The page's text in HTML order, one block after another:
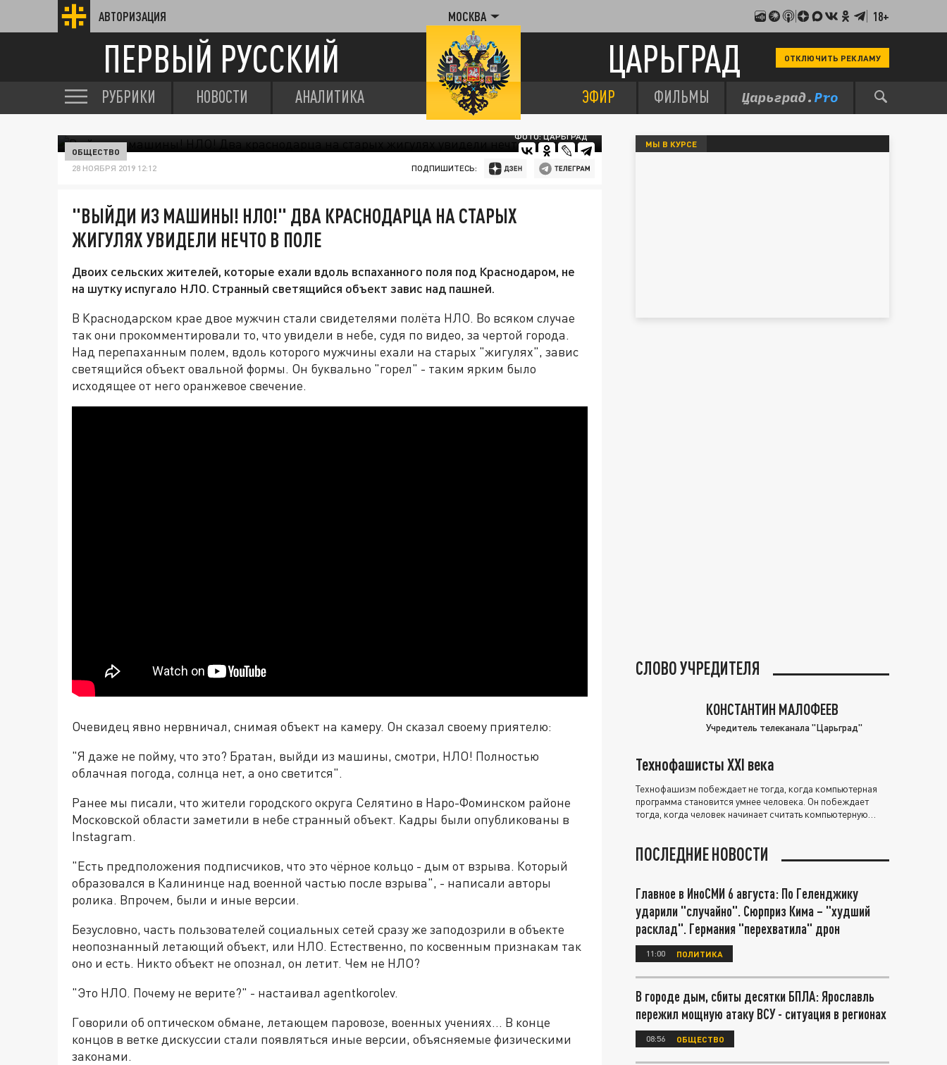
АВТОРИЗАЦИЯ МОСКВА 18+
ПЕРВЫЙ РУССКИЙ ЦАРЬГРАД ОТКЛЮЧИТЬ РЕКЛАМУ
РУБРИКИ НОВОСТИ АНАЛИТИКА ЭФИР ФИЛЬМЫ
ФОТО: ЦАРЬГРАД
ОБЩЕСТВО
28 НОЯБРЯ 2019 12:12 ПОДПИШИТЕСЬ:
"ВЫЙДИ ИЗ МАШИНЫ! НЛО!" ДВА КРАСНОДАРЦА НА СТАРЫХ
ЖИГУЛЯХ УВИДЕЛИ НЕЧТО В ПОЛЕ
Двоих сельских жителей, которые ехали вдоль вспаханного поля под Краснодаром, не
на шутку испугало НЛО. Странный светящийся объект завис над пашней.
В Краснодарском крае двое мужчин стали свидетелями полёта НЛО. Во всяком случае
так они прокомментировали то, что увидели в небе, судя по видео, за чертой города.
Над перепаханным полем, вдоль которого мужчины ехали на старых "жигулях", завис
светящийся объект овальной формы. Он буквально "горел" - таким ярким было
исходящее от него оранжевое свечение.
Очевидец явно нервничал, снимая объект на камеру. Он сказал своему приятелю:
"Я даже не пойму, что это? Братан, выйди из машины, смотри, НЛО! Полностью
облачная погода, солнца нет, а оно светится".
Ранее мы писали, что жители городского округа Селятино в Наро-Фоминском районе
Московской области заметили в небе странный объект. Кадры были опубликованы в
Instagram.
"Есть предположения подписчиков, что это чёрное кольцо - дым от взрыва. Который
образовался в Калининце над военной частью после взрыва", - написали авторы
ролика. Впрочем, были и иные версии.
Безусловно, часть пользователей социальных сетей сразу же заподозрили в объекте
неопознанный летающий объект, или НЛО. Естественно, по косвенным признакам так
оно и есть. Никто объект не опознал, он летит. Чем не НЛО?
"Это НЛО. Почему не верите?" - настаивал agentkorolev.
Говорили об оптическом обмане, летающем паровозе, военных учениях... В конце
концов в ветке дискуссии стали появляться иные версии, объясняемые физическими
законами.
МЫ В КУРСЕ
СЛОВО УЧРЕДИТЕЛЯ
КОНСТАНТИН МАЛОФЕЕВ
Учредитель телеканала "Царьград"
Технофашисты XXI века
Технофашизм побеждает не тогда, когда компьютерная
программа становится умнее человека. Он побеждает
тогда, когда человек начинает считать компьютерную
ПОСЛЕДНИЕ НОВОСТИ
Главное в ИноСМИ 6 августа: По Геленджику
ударили "случайно". Сюрприз Кима – "худший
расклад". Германия "перехватила" дрон
11:00 ПОЛИТИКА
В городе дым, сбиты десятки БПЛА: Ярославль
пережил мощную атаку ВСУ - ситуация в регионах
08:56 ОБЩЕСТВО